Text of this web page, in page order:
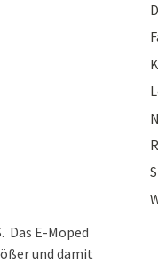
Das E-Moped
und damit